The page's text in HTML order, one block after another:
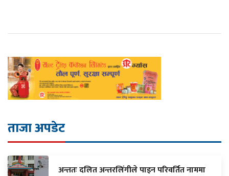
ताजा अपडेट
अन्ततः दलित अन्तरलिंगीले पाइन परिवर्तित नाममा